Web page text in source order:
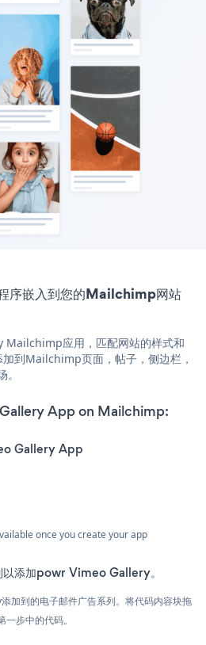
序嵌入到您的Mailchimp网站
Mailchimp应用，匹配网站的样式和
到Mailchimp页面，帖子，侧边栏，
App on Mailchimp:
Gallery App
once you create your app
以添加powr Vimeo Gallery。
加到的电子邮件广告系列。将代码内容块拖
步中的代码。